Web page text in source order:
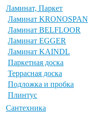
Ламинат, Паркет
Ламинат KRONOSPAN
Ламинат BELFLOOR
Ламинат EGGER
Ламинат KAINDL
Паркетная доска
Террасная доска
Подложка и пробка
Плинтус
Сантехника